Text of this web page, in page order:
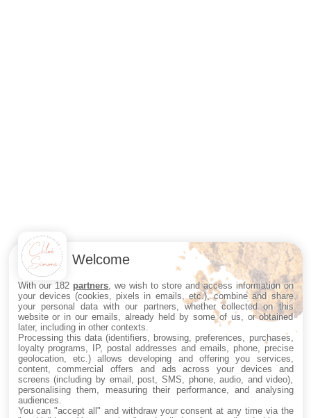
Welcome
With our 182 partners , we wish to store and access information on
your devices (cookies, pixels in emails, etc.), combine and share
your personal data with our partners, whether collected on this
website or in our emails, already held by some of us, or obtained
later, including in other contexts.
Processing this data (identifiers, browsing, preferences, purchases,
loyalty programs, IP, postal addresses and emails, phone, precise
geolocation, etc.) allows developing and offering you services,
content, commercial offers and ads across your devices and
screens (including by email, post, SMS, phone, audio, and video),
personalising them, measuring their performance, and analysing
audiences.
You can "accept all" and withdraw your consent at any time via the